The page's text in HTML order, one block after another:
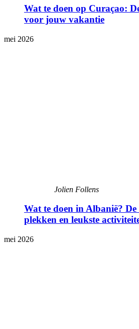
Wat te doen op Curaçao:
voor jouw vakantie
mei 2026
Jolien Follens
Wat te doen in Albanië? De
plekken en leukste
mei 2026